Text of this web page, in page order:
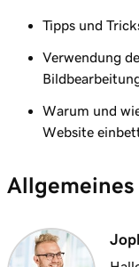
Website +
Lektion 9 (von
Fügen Sie in
Diashow hinzu
Marketing
Lektion 11 (von
Fügen Sie
Tipps und
Verwendung
Warum und
Website